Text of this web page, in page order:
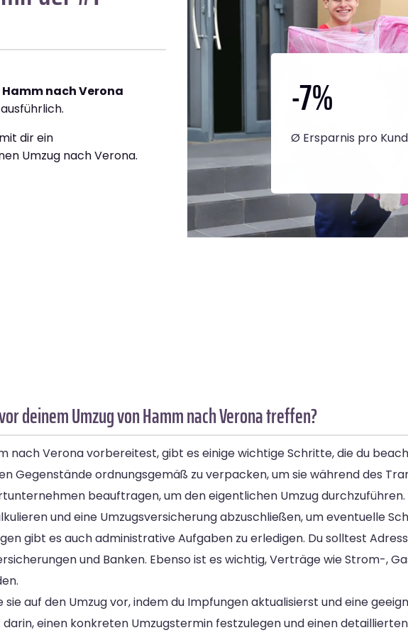
nach Verona
dir ein
Umzug nach Verona.
-7%
Ø Ersparnis pro
deinem Umzug von Hamm nach Verona treffen?
nach Verona vorbereitest, gibt es einige wichtige Schritte, die du
Gegenstände ordnungsgemäß zu verpacken, um sie während des
beauftragen, um den eigentlichen Umzug durchzuführen.
und eine Umzugsversicherung abzuschließen, um eventuelle
gibt es auch administrative Aufgaben zu erledigen. Du solltest
und Banken. Ebenso ist es wichtig, Verträge wie Strom-,
sie auf den Umzug vor, indem du Impfungen aktualisierst und eine
einen konkreten Umzugstermin festzulegen und einen